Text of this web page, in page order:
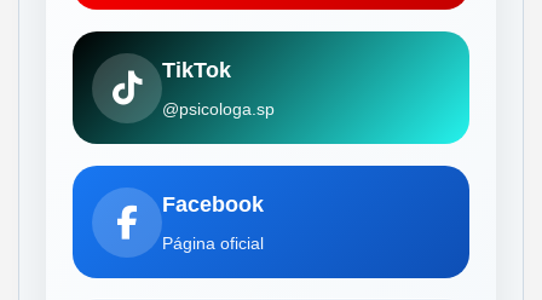
TikTok
@psicologa.sp
Facebook
Página oficial